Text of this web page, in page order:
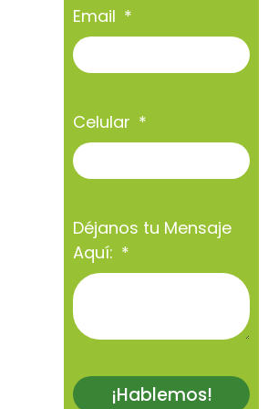
Email
Celular
Déjanos tu Mensaje
Aquí:
¡Hablemos!